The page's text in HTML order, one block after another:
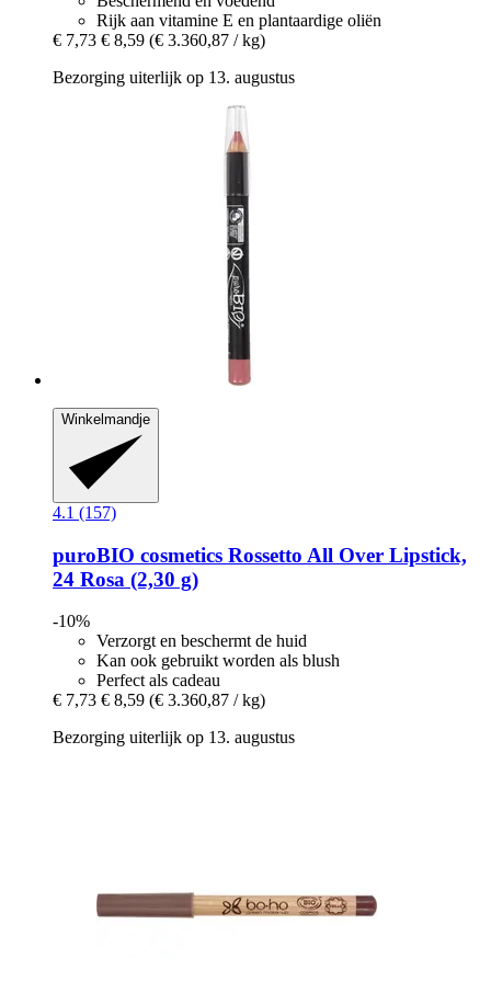
Rijk aan vitamine E en plantaardige oliën
€ 7,73 € 8,59 (€ 3.360,87 / kg)
Bezorging uiterlijk op 13. augustus
Winkelmandje
4.1 (157)
puroBIO cosmetics Rossetto All Over Lipstick,
24 Rosa (2,30 g)
-10%
Verzorgt en beschermt de huid
Kan ook gebruikt worden als blush
Perfect als cadeau
€ 7,73 € 8,59 (€ 3.360,87 / kg)
Bezorging uiterlijk op 13. augustus